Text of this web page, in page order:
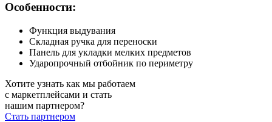
Особенности:
Функция выдувания
Складная ручка для переноски
Панель для укладки мелких предметов
Ударопрочный отбойник по периметру
Хотите узнать как мы работаем
с маркетплейсами и стать
нашим партнером?
Стать партнером